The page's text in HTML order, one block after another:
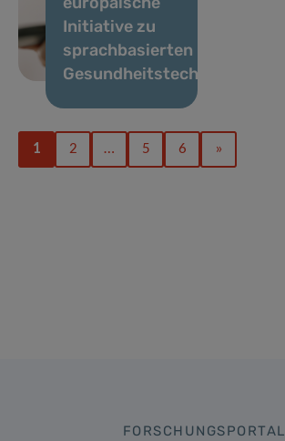
Initiative zu
sprachbasierten
Gesundheitstechnologien
1 2 … 5 6 »
FORSCHUNGSPORTAL